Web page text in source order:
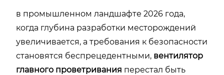
в промышленном ландшафте 2026 года,
когда глубина разработки месторождений
увеличивается, а требования к безопасности
становятся беспрецедентными, вентилятор
главного проветривания перестал быть